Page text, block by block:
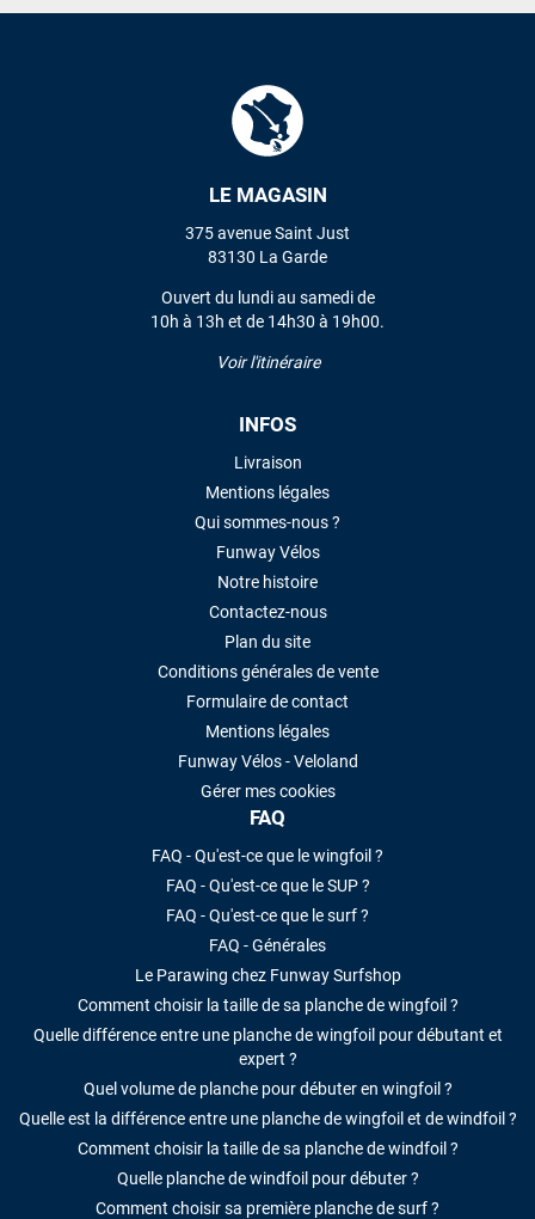
LE MAGASIN
375 avenue Saint Just
83130 La Garde
Ouvert du lundi au samedi de
10h à 13h et de 14h30 à 19h00.
Voir l'itinéraire
INFOS
Livraison
Mentions légales
Qui sommes-nous ?
Funway Vélos
Notre histoire
Contactez-nous
Plan du site
Conditions générales de vente
Formulaire de contact
Mentions légales
Funway Vélos - Veloland
Gérer mes cookies
FAQ
FAQ - Qu'est-ce que le wingfoil ?
FAQ - Qu'est-ce que le SUP ?
FAQ - Qu'est-ce que le surf ?
FAQ - Générales
Le Parawing chez Funway Surfshop
Comment choisir la taille de sa planche de wingfoil ?
Quelle différence entre une planche de wingfoil pour débutant et
expert ?
Quel volume de planche pour débuter en wingfoil ?
Quelle est la différence entre une planche de wingfoil et de windfoil ?
Comment choisir la taille de sa planche de windfoil ?
Quelle planche de windfoil pour débuter ?
Comment choisir sa première planche de surf ?